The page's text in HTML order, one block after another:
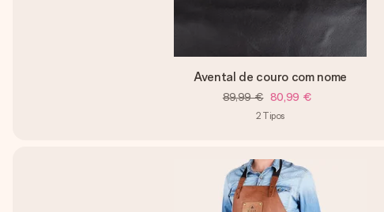
Avental de couro com nome
89,99 € 80,99 €
2 Tipos